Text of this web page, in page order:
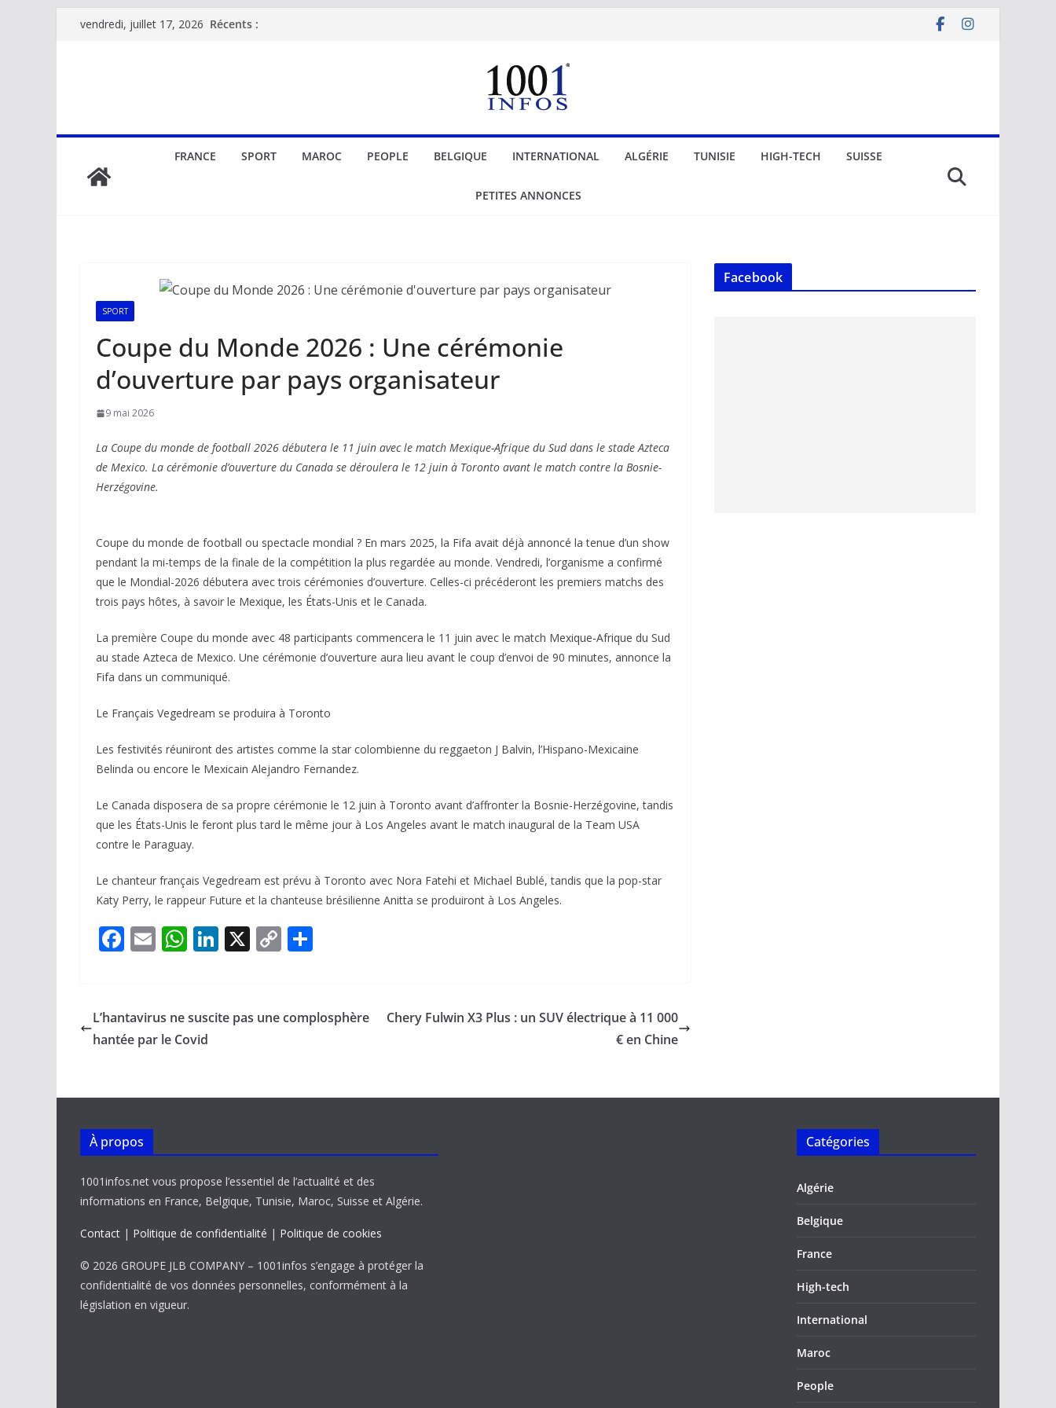
Passervendredi, juillet 17, 2026 Récents :
FRANCE SPORT MAROC PEOPLE BELGIQUE INTERNATIONAL ALGÉRIE TUNISIE HIGH-TECH SUISSE
PETITES ANNONCES
SPORT
Coupe du Monde 2026 : Une cérémonie
d’ouverture par pays organisateur
9 mai 2026
La Coupe du monde de football 2026 débutera le 11 juin avec le match Mexique-Afrique du Sud dans le stade Azteca
de Mexico. La cérémonie d’ouverture du Canada se déroulera le 12 juin à Toronto avant le match contre la Bosnie-
Herzégovine.
Coupe du monde de football ou spectacle mondial ? En mars 2025, la Fifa avait déjà annoncé la tenue d’un show
pendant la mi-temps de la finale de la compétition la plus regardée au monde. Vendredi, l’organisme a confirmé
que le Mondial-2026 débutera avec trois cérémonies d’ouverture. Celles-ci précéderont les premiers matchs des
trois pays hôtes, à savoir le Mexique, les États-Unis et le Canada.
La première Coupe du monde avec 48 participants commencera le 11 juin avec le match Mexique-Afrique du Sud
au stade Azteca de Mexico. Une cérémonie d’ouverture aura lieu avant le coup d’envoi de 90 minutes, annonce la
Fifa dans un communiqué.
Le Français Vegedream se produira à Toronto
Les festivités réuniront des artistes comme la star colombienne du reggaeton J Balvin, l’Hispano-Mexicaine
Belinda ou encore le Mexicain Alejandro Fernandez.
Le Canada disposera de sa propre cérémonie le 12 juin à Toronto avant d’affronter la Bosnie-Herzégovine, tandis
que les États-Unis le feront plus tard le même jour à Los Angeles avant le match inaugural de la Team USA
contre le Paraguay.
Le chanteur français Vegedream est prévu à Toronto avec Nora Fatehi et Michael Bublé, tandis que la pop-star
Katy Perry, le rappeur Future et la chanteuse brésilienne Anitta se produiront à Los Angeles.
F
b
o
k
E
l
W
s
A
p
Li
e
X C
y
k
g
L’hantavirus ne suscite pas une complosphère
hantée par le Covid
Chery Fulwin X3 Plus : un SUV électrique à 11 000
€ en Chine
Facebook
À propos
1001infos.net vous propose l’essentiel de l’actualité et des
informations en France, Belgique, Tunisie, Maroc, Suisse et Algérie.
Contact | Politique de confidentialité | Politique de cookies
© 2026 GROUPE JLB COMPANY – 1001infos s’engage à protéger la
confidentialité de vos données personnelles, conformément à la
législation en vigueur.
Catégories
Algérie
Belgique
France
High-tech
International
Maroc
People